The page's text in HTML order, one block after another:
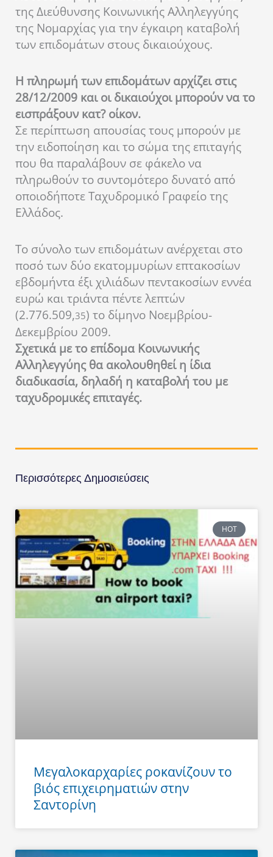
της Διεύθυνσης Κοινωνικής Αλληλεγγύης
της Νομαρχίας για την έγκαιρη καταβολή
των επιδομάτων στους δικαιούχους.
Η πληρωμή των επιδομάτων αρχίζει στις
28/12/2009 και οι δικαιούχοι μπορούν να το
εισπράξουν κατ? οίκον.
Σε περίπτωση απουσίας τους μπορούν με
την ειδοποίηση και το σώμα της επιταγής
που θα παραλάβουν σε φάκελο να
πληρωθούν το συντομότερο δυνατό από
οποιοδήποτε Ταχυδρομικό Γραφείο της
Ελλάδος.
Το σύνολο των επιδομάτων ανέρχεται στο
ποσό των δύο εκατομμυρίων επτακοσίων
εβδομήντα έξι χιλιάδων πεντακοσίων εννέα
ευρώ και τριάντα πέντε λεπτών
(2.776.509,35) το δίμηνο Νοεμβρίου-
Δεκεμβρίου 2009.
Σχετικά με το επίδομα Κοινωνικής
Αλληλεγγύης θα ακολουθηθεί η ίδια
διαδικασία, δηλαδή η καταβολή του με
ταχυδρομικές επιταγές.
Περισσότερες Δημοσιεύσεις
HOT
Μεγαλοκαρχαρίες ροκανίζουν το
βιός επιχειρηματιών στην
Σαντορίνη